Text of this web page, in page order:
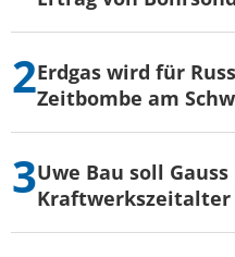
Erdgas wird für
Zeitbombe am
Uwe Bau soll